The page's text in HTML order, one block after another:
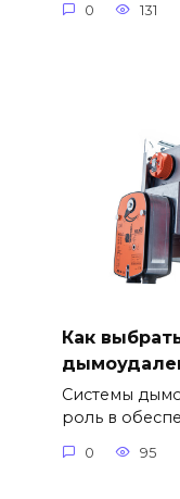
0 131
Как
Системы
роль в
0 95